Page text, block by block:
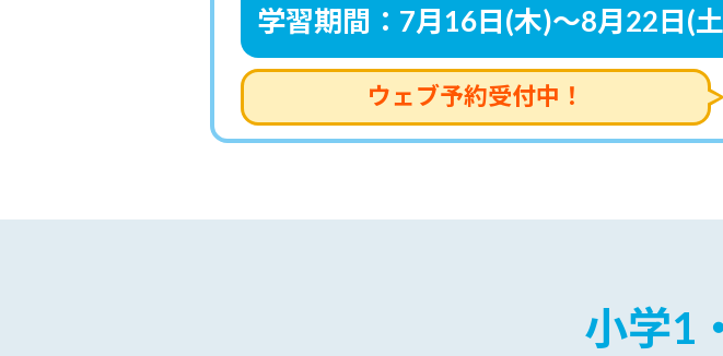
学習期間：7月16日(木)～8月22日(
ウェブ予約受付中！
小学1